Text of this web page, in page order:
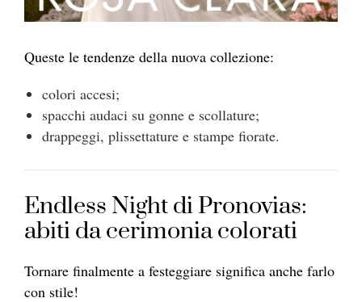
Queste le tendenze della nuova collezione:
colori accesi;
spacchi audaci su gonne e scollature;
drappeggi, plissettature e stampe fiorate.
Endless Night di Pronovias:
abiti da cerimonia colorati
Tornare finalmente a festeggiare significa anche farlo
con stile!